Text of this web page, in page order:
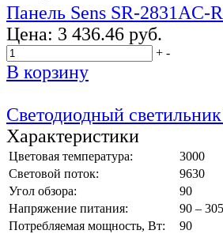
Панель Sens SR-2831AC-
Цена: 3 436.46 руб.
+ -
В корзину
Светодиодный
Характеристики
Цветовая температура:
3000
Световой поток:
9630
Угол обзора:
90
Напряжение питания:
90 – 305
Потребляемая мощность, Вт:
90